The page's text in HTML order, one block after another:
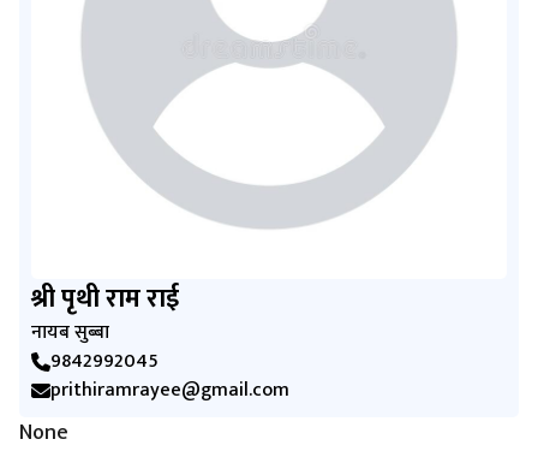
श्री पृथी राम राई
नायब सुब्बा
9842992045
prithiramrayee@gmail.com
None